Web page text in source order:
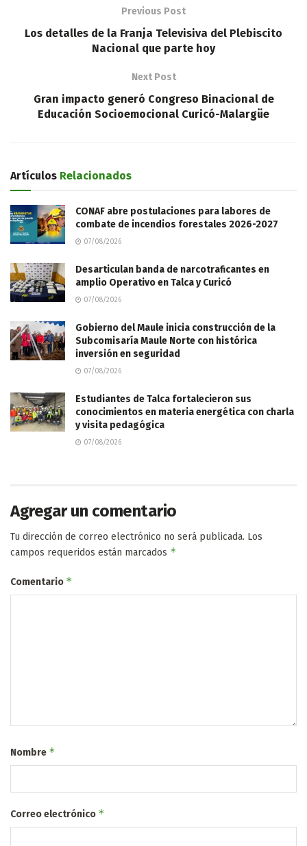
Previous Post
Los detalles de la Franja Televisiva del Plebiscito
Nacional que parte hoy
Next Post
Gran impacto generó Congreso Binacional de
Educación Socioemocional Curicó-Malargüe
Artículos Relacionados
CONAF abre postulaciones para labores de
combate de incendios forestales 2026-2027
07/08/2026
Desarticulan banda de narcotraficantes en
amplio Operativo en Talca y Curicó
07/08/2026
Gobierno del Maule inicia construcción de la
Subcomisaría Maule Norte con histórica
inversión en seguridad
07/08/2026
Estudiantes de Talca fortalecieron sus
conocimientos en materia energética con charla
y visita pedagógica
07/08/2026
Agregar un comentario
Tu dirección de correo electrónico no será publicada. Los
campos requeridos están marcados *
Comentario *
Nombre *
Correo electrónico *